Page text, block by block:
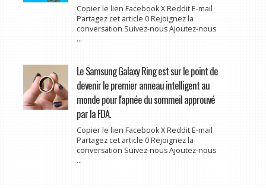
Copier le lien Facebook X Reddit E-mail
Partagez cet article 0 Rejoignez la
conversation Suivez-nous Ajoutez-nous
...
Le Samsung Galaxy Ring est sur le point de
devenir le premier anneau intelligent au
monde pour l'apnée du sommeil approuvé
par la FDA.
Copier le lien Facebook X Reddit E-mail
Partagez cet article 0 Rejoignez la
conversation Suivez-nous Ajoutez-nous
...